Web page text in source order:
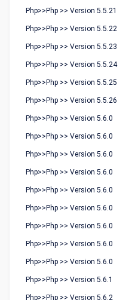
Php>>Php >> Version 5.5.21
Php>>Php >> Version 5.5.22
Php>>Php >> Version 5.5.23
Php>>Php >> Version 5.5.24
Php>>Php >> Version 5.5.25
Php>>Php >> Version 5.5.26
Php>>Php >> Version 5.6.0
Php>>Php >> Version 5.6.0
Php>>Php >> Version 5.6.0
Php>>Php >> Version 5.6.0
Php>>Php >> Version 5.6.0
Php>>Php >> Version 5.6.0
Php>>Php >> Version 5.6.0
Php>>Php >> Version 5.6.0
Php>>Php >> Version 5.6.0
Php>>Php >> Version 5.6.1
Php>>Php >> Version 5.6.2